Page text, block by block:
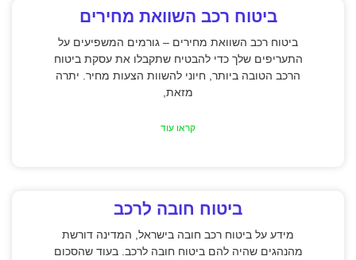
ביטוח רכב השוואת מחירים
ביטוח רכב השוואת מחירים – גורמים המשפיעים על
התעריפים שלך כדי להבטיח שתקבלו את עסקת ביטוח
הרכב הטובה ביותר, חיוני להשוות הצעות מחיר. יתרה
מזאת,
קראו עוד
ביטוח חובה לרכב
מידע על ביטוח רכב חובה בישראל, המדינה דורשת
מהנהגים שהיה להם ביטוח חובה לרכב. בעוד שהסכום